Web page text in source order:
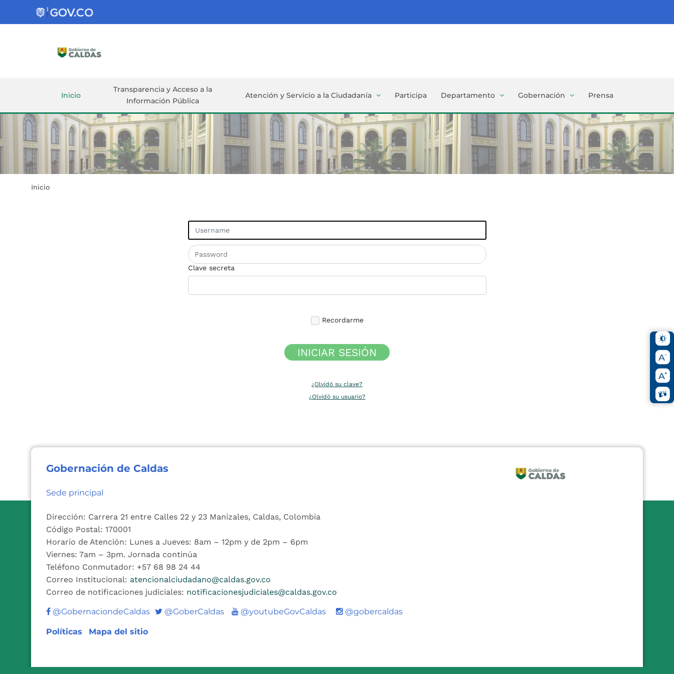
Gobernación
Inicio
Transparencia y Acceso a la
Información Pública
Atención y Servicio a la Ciudadanía Participa Departamento Gobernación Prensa
Inicio
Clave secreta
Recordarme
INICIAR SESIÓN
¿Olvidó su clave?
¿Olvidó su usuario?
Gobernación de Caldas
Sede principal
Dirección: Carrera 21 entre Calles 22 y 23 Manizales, Caldas, Colombia
Código Postal: 170001
Horario de Atención: Lunes a Jueves: 8am – 12pm y de 2pm – 6pm
Viernes: 7am – 3pm. Jornada continúa
Teléfono Conmutador: +57 68 98 24 44
Correo Institucional: atencionalciudadano@caldas.gov.co
Correo de notificaciones judiciales: notificacionesjudiciales@caldas.gov.co
@GobernaciondeCaldas Twitter
@GoberCaldas Youtube
@youtubeGovCaldas @gobercaldas
Políticas Mapa del sitio